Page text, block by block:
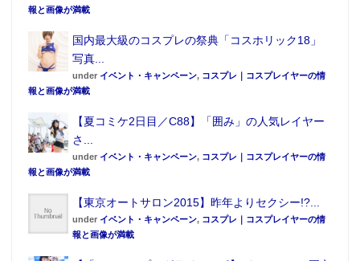
＜商品詳細＞
商品名：1/7スケール塗装済み完成品フィギュア デー
ト・ア・ライブⅢ 時崎狂三 チャイナドレスver.
報と画像が満載
国内最大級のコスプレの祭典「コスホリック18」
写真...
under イベント・キャンペーン, コスプレ｜コスプレイヤーの情
報と画像が満載
【夏コミケ2日目／C88】「囲み」の人気レイヤー
さ...
under イベント・キャンペーン, コスプレ｜コスプレイヤーの情
報と画像が満載
【東京オートサロン2015】昨年よりセクシー!?...
under イベント・キャンペーン, コスプレ｜コスプレイヤーの情
報と画像が満載